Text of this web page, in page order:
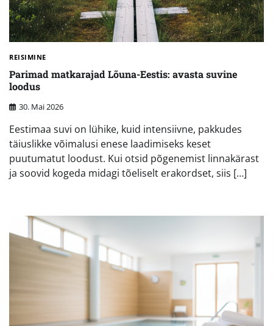
REISIMINE
Parimad matkarajad Lõuna-Eestis: avasta suvine
loodus
30. Mai 2026
Eestimaa suvi on lühike, kuid intensiivne, pakkudes
täiuslikke võimalusi enese laadimiseks keset
puutumatut loodust. Kui otsid põgenemist linnakärast
ja soovid kogeda midagi tõeliselt erakordset, siis […]